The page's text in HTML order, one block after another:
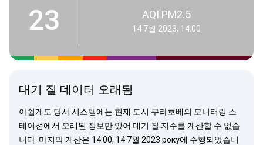
23 AQI PM2.5
14 7월 2023, 14:00
대기 질 데이터 오래됨
아쉽게도 당사 시스템에는 현재 도시 쿠라호베의 모니터링 스
테이션에서 오래된 정보만 있어 대기 질 지수를 계산할 수 없습
니다. 마지막 계산은 14:00, 14 7월 2023 року에 수행되었습니